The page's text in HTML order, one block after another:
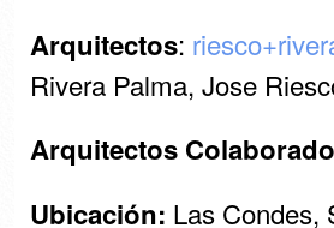
Arquitectos:
Rivera Palma, Jose
Arquitectos
Ubicación: Las Condes,